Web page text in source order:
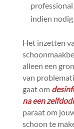
indien
Het inzetten
alleen een
van
gaat om
na een
paraat om
schoon te